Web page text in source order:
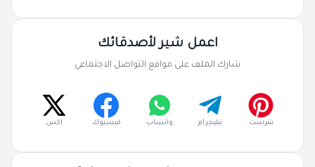
اعمل شير لأصدقائك
شارك الملف على مواقع التواصل الاجتماعي
بنترست تيليجرام واتساب فيسبوك اكس